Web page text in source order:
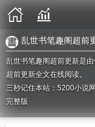
乱世书笔趣阁超前
乱世书笔趣阁超前更新是
超前更新全文在线阅读。
三秒记住本站：5200小说
完整版